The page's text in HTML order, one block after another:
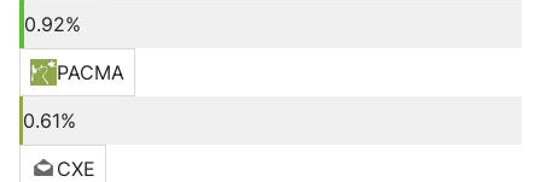
0.92%
PACMA
0.61%
CXE